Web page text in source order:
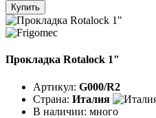
Купить
Прокладка Rotalock 1"
Артикул: G000/R2
Страна: Италия
В наличии: много